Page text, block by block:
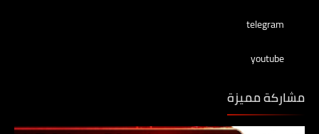
telegram
youtube
مشاركة مميزة